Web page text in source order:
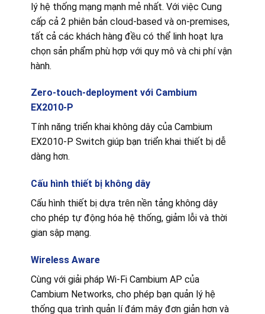
lý hệ thống mạng mạnh mẻ nhất. Với việc Cung
cấp cả 2 phiên bản cloud-based và on-premises,
tất cả các khách hàng đều có thể linh hoạt lựa
chọn sản phẩm phù hợp với quy mô và chi phí vận
hành.
Zero-touch-deployment với Cambium
EX2010-P
Tính năng triển khai không dây của Cambium
EX2010-P Switch giúp bạn triển khai thiết bị dễ
dàng hơn.
Cấu hình thiết bị không dây
Cấu hình thiết bị dựa trên nền tảng không dây
cho phép tự động hóa hệ thống, giảm lỗi và thời
gian sập mạng.
Wireless Aware
Cùng với giải pháp Wi-Fi Cambium AP của
Cambium Networks, cho phép bạn quản lý hệ
thống qua trình quản lí đám mây đơn giản hơn và